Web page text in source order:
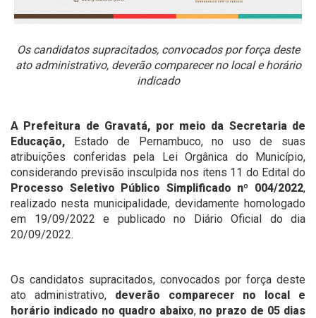
Os candidatos supracitados, convocados por força deste
ato administrativo, deverão comparecer no local e horário
indicado
A Prefeitura de Gravatá, por meio da Secretaria de
Educação, Estado de Pernambuco, no uso de suas
atribuições conferidas pela Lei Orgânica do Município,
considerando previsão insculpida nos itens 11 do Edital do
Processo Seletivo Público Simplificado nº 004/2022,
realizado nesta municipalidade, devidamente homologado
em 19/09/2022 e publicado no Diário Oficial do dia
20/09/2022.
Os candidatos supracitados, convocados por força deste
ato administrativo, deverão comparecer no local e
horário indicado no quadro abaixo, no prazo de 05 dias